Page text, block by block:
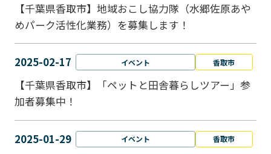
【千葉県香取市】地域おこし協力隊（水郷佐原あや
めパーク活性化業務）を募集します！
2025-02-17 イベント 香取市
【千葉県香取市】「ペットと⽥舎暮らしツアー」参
加者募集中！
2025-01-29 イベント 香取市